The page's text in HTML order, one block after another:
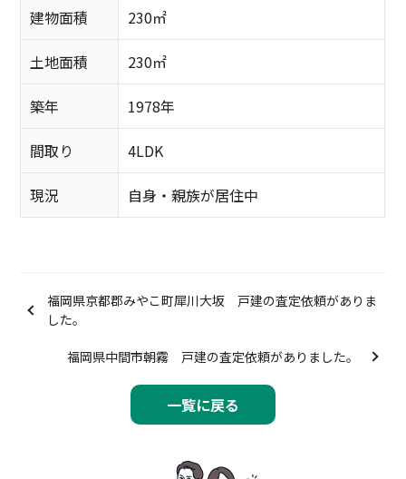
建物面積 230㎡
土地面積 230㎡
築年 1978年
間取り 4LDK
現況 自身・親族が居住中
福岡県京都郡みやこ町犀川大坂 戸建の査定依頼がありま
した。
一覧に戻る
福岡県中間市朝霧 戸建の査定依頼がありました。